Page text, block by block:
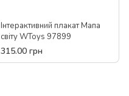
Інтерактивний плакат Мапа
світу WToys 97899
315.00 грн